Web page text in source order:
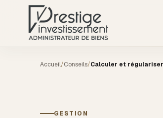
Accueil/Conseils/Calculer et
GESTION